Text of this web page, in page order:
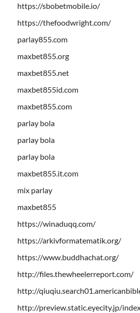
https://sbobetmobile.io/
https://thefoodwright.com/
parlay855.com
maxbet855.org
maxbet855.net
maxbet855id.com
maxbet855.com
parlay bola
parlay bola
parlay bola
maxbet855.it.com
mix parlay
maxbet855
https://winaduqq.com/
https://arkivformatematik.org/
https://www.buddhachat.org/
http://files.thewheelerreport.com/
http://
http://preview.static.eyecity.jp/